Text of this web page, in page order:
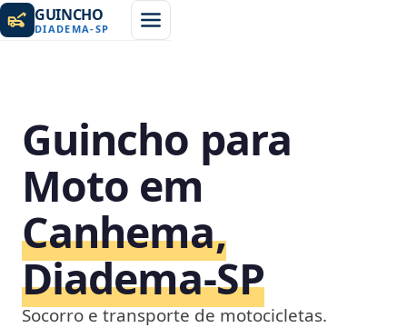
GUINCHO
DIADEMA-SP
Guincho para
Moto em
Canhema,
Diadema‑SP
Socorro e transporte de motocicletas.